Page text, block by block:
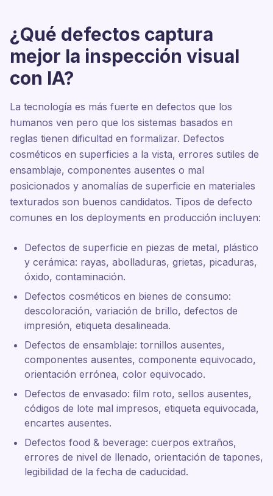
¿Qué defectos captura
mejor la inspección visual
con IA?
La tecnología es más fuerte en defectos que los
humanos ven pero que los sistemas basados en
reglas tienen dificultad en formalizar. Defectos
cosméticos en superficies a la vista, errores sutiles de
ensamblaje, componentes ausentes o mal
posicionados y anomalías de superficie en materiales
texturados son buenos candidatos. Tipos de defecto
comunes en los deployments en producción incluyen:
Defectos de superficie en piezas de metal, plástico
y cerámica: rayas, abolladuras, grietas, picaduras,
óxido, contaminación.
Defectos cosméticos en bienes de consumo:
descoloración, variación de brillo, defectos de
impresión, etiqueta desalineada.
Defectos de ensamblaje: tornillos ausentes,
componentes ausentes, componente equivocado,
orientación errónea, color equivocado.
Defectos de envasado: film roto, sellos ausentes,
códigos de lote mal impresos, etiqueta equivocada,
encartes ausentes.
Defectos food & beverage: cuerpos extraños,
errores de nivel de llenado, orientación de tapones,
legibilidad de la fecha de caducidad.